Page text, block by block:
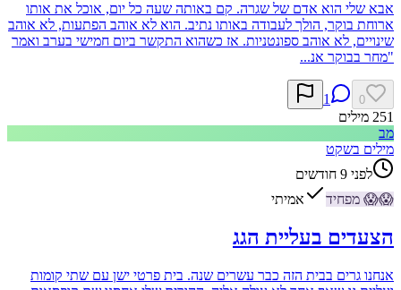
אבא שלי הוא אדם של שגרה. קם באותה שעה כל יום, אוכל את אותו
ארוחת בוקר, הולך לעבודה באותו נתיב. הוא לא אוהב הפתעות, לא אוהב
שינויים, לא אוהב ספונטניות. אז כשהוא התקשר ביום חמישי בערב ואמר
"מחר בבוקר אנ...
0
1
251 מילים
מב
מילים בשקט
לפני 9 חודשים
😱
😱 מפחיד אמיתי
הצעדים בעליית הגג
אנחנו גרים בבית הזה כבר עשרים שנה. בית פרטי ישן עם שתי קומות